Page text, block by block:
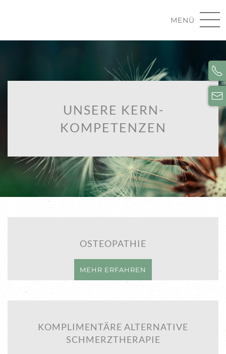
MENÜ
UNSERE KERN­
KOMPETENZEN
OSTEOPATHIE
MEHR ERFAHREN
KOMPLIMENTÄRE ALTERNATIVE
SCHMERZTHERAPIE